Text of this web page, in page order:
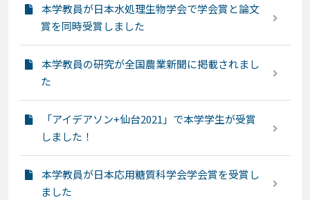
本学教員が日本水処理生物学会で学会賞と論文
賞を同時受賞しました
本学教員の研究が全国農業新聞に掲載されまし
た
「アイデアソン+仙台2021」で本学学生が受賞
しました！
本学教員が日本応用糖質科学会学会賞を受賞し
ました